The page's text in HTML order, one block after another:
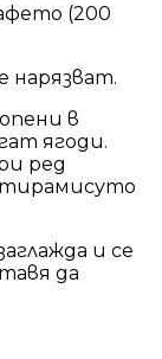
(200
нарязват.
в
ягоди.
ред
и се
да